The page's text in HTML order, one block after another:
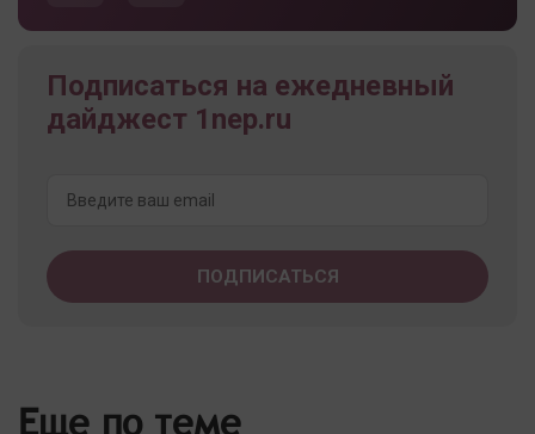
Подписаться на ежедневный
дайджест 1nep.ru
Еще по теме